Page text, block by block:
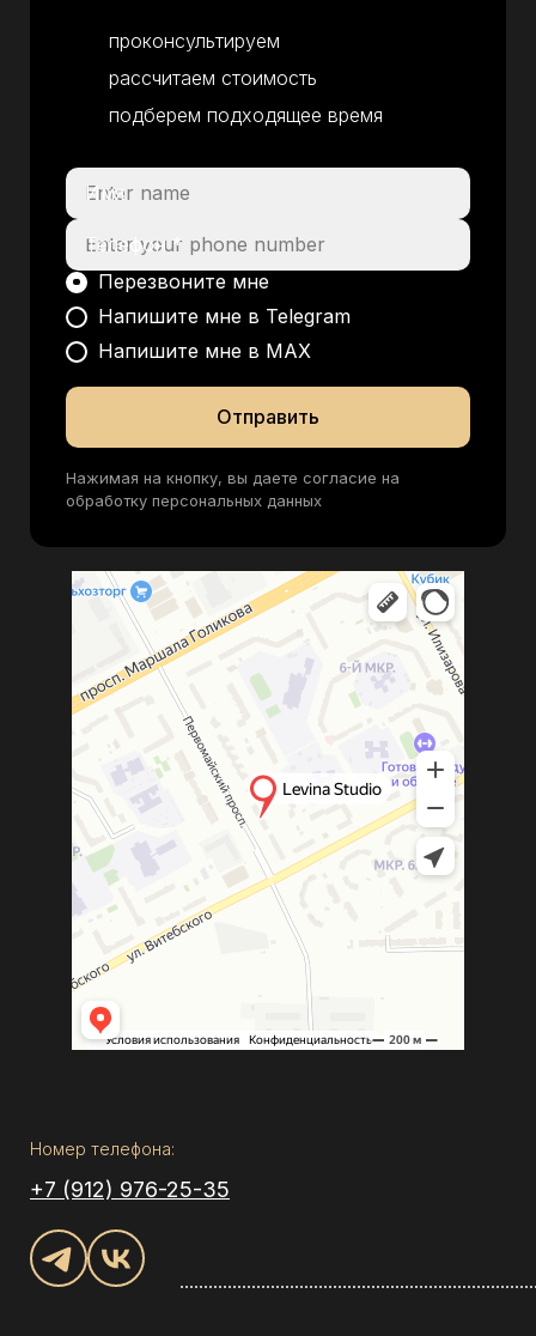
проконсультируем
рассчитаем стоимость
подберем подходящее время
Имя
Телефон *
Перезвоните мне
Напишите мне в Telegram
Напишите мне в MAX
Отправить
Нажимая на кнопку, вы даете согласие на
обработку персональных данных
Номер телефона:
+7 (912) 976-25-35